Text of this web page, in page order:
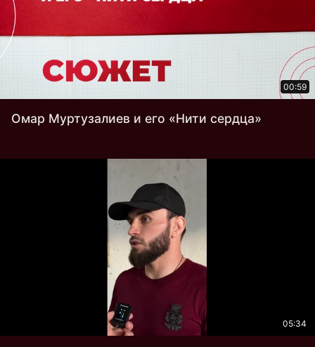
00:59
Омар Муртузалиев и его «Нити сердца»
05:34